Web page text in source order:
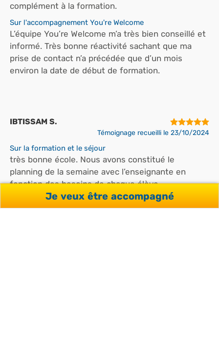
complément à la formation.
Sur l'accompagnement You're Welcome
L’équipe You’re Welcome m’a très bien conseillé et
informé. Très bonne réactivité sachant que ma
prise de contact n’a précédée que d’un mois
environ la date de début de formation.
IBTISSAM S.
Témoignage recueilli le 23/10/2024
Sur la formation et le séjour
très bonne école. Nous avons constitué le
planning de la semaine avec l’enseignante en
fonction des besoins de chaque élève.
Sur l'accompagnement You're Welcome
Je veux être accompagné